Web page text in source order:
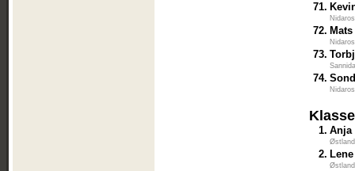
71.
72.
73.
74.
1. Anja
2.